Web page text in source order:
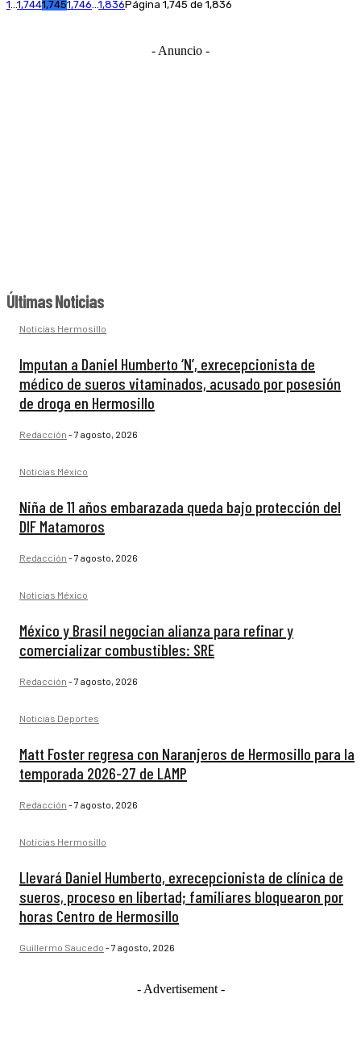
1...1,7441,7451,746...1,836Página 1,745 de 1,836
- Anuncio -
Últimas Noticias
Noticias Hermosillo
Imputan a Daniel Humberto ‘N’, exrecepcionista de
médico de sueros vitaminados, acusado por posesión
de droga en Hermosillo
Redacción -7 agosto, 2026
Noticias México
Niña de 11 años embarazada queda bajo protección del
DIF Matamoros
Redacción -7 agosto, 2026
Noticias México
México y Brasil negocian alianza para refinar y
comercializar combustibles: SRE
Redacción -7 agosto, 2026
Noticias Deportes
Matt Foster regresa con Naranjeros de Hermosillo para la
temporada 2026-27 de LAMP
Redacción -7 agosto, 2026
Noticias Hermosillo
Llevará Daniel Humberto, exrecepcionista de clínica de
sueros, proceso en libertad; familiares bloquearon por
horas Centro de Hermosillo
Guillermo Saucedo -7 agosto, 2026
- Advertisement -